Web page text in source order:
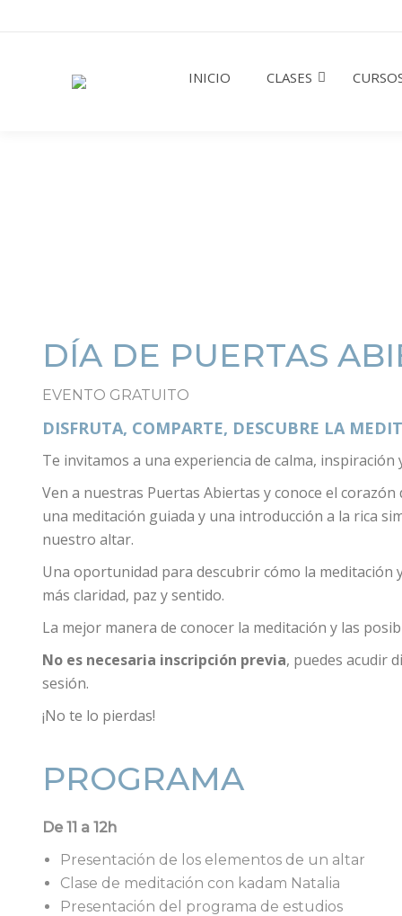
INICIO CLASES
DÍA DE PUERTAS
EVENTO GRATUITO
DISFRUTA, COMPARTE, DESCUBRE LA
Te invitamos a una experiencia de calma, inspiración
Ven a nuestras Puertas Abiertas y conoce el
una meditación guiada y una introducción a la rica
nuestro altar.
Una oportunidad para descubrir cómo la
más claridad, paz y sentido.
La mejor manera de conocer la meditación y las
No es necesaria inscripción previa, puedes acudir
sesión.
¡No te lo pierdas!
PROGRAMA
De 11 a 12h
Presentación de los elementos de un altar
Clase de meditación con kadam Natalia
Presentación del programa de estudios